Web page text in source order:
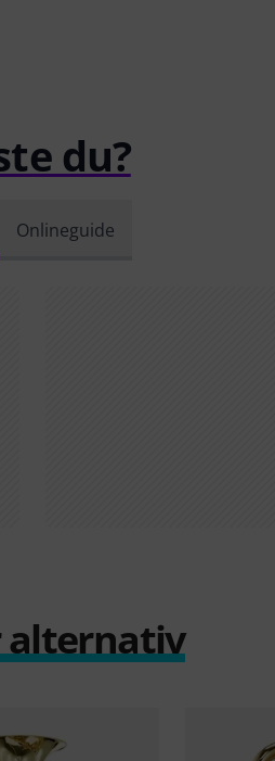
du?
Onlineguide
alternativ